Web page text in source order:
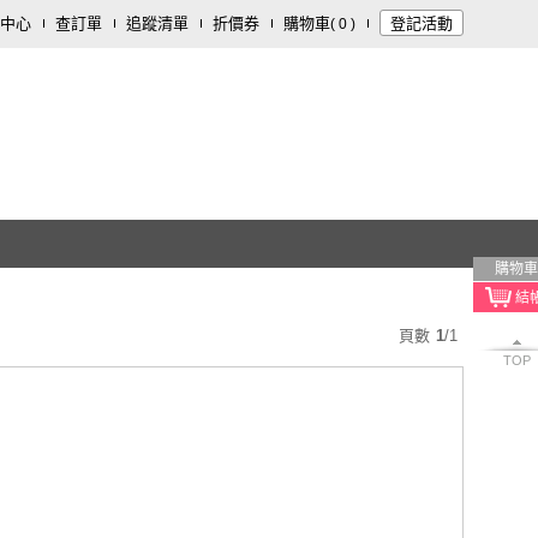
心 查訂單 追蹤清單 折價券 購物車( 0 ) 登記活動
購物車
TOP
頁數 1/1